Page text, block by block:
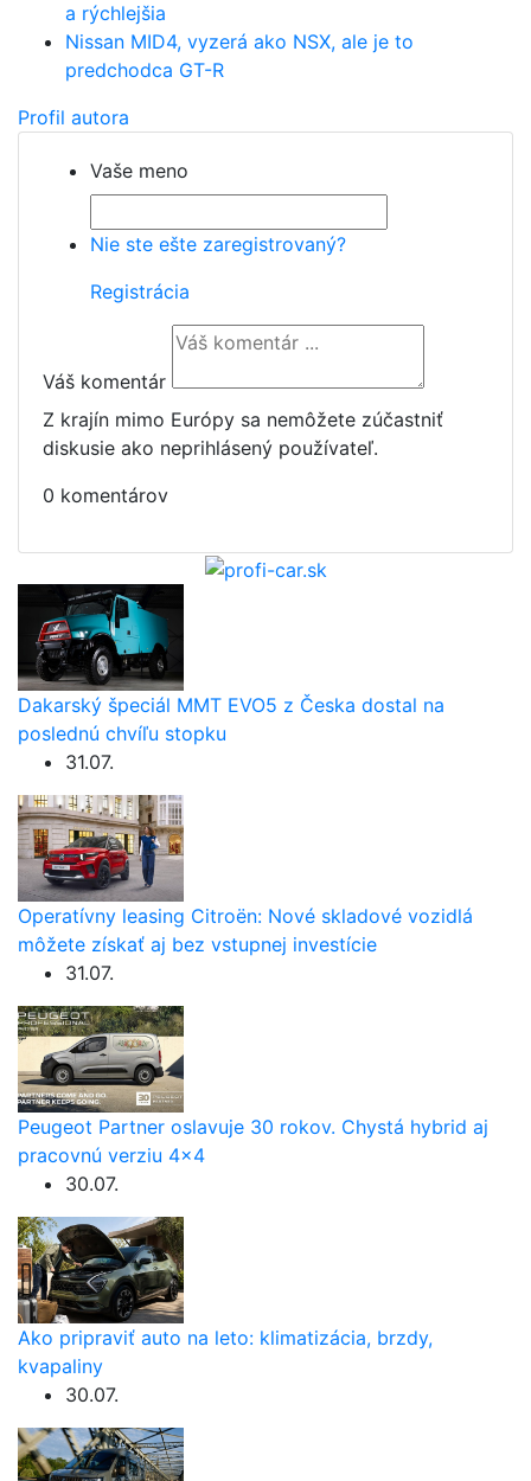
a rýchlejšia
Nissan MID4, vyzerá ako NSX, ale je to
predchodca GT-R
Profil autora
Vaše meno
Nie ste ešte zaregistrovaný?
Registrácia
Váš komentár
Z krajín mimo Európy sa nemôžete zúčastniť
diskusie ako neprihlásený používateľ.
0 komentárov
Dakarský špeciál MMT EVO5 z Česka dostal na
poslednú chvíľu stopku
31.07.
Operatívny leasing Citroën: Nové skladové vozidlá
môžete získať aj bez vstupnej investície
31.07.
Peugeot Partner oslavuje 30 rokov. Chystá hybrid aj
pracovnú verziu 4×4
30.07.
Ako pripraviť auto na leto: klimatizácia, brzdy,
kvapaliny
30.07.